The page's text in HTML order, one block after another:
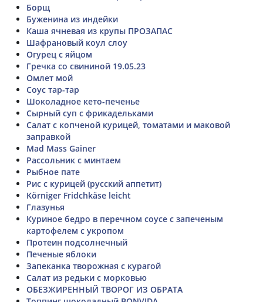
Борщ
Буженина из индейки
Каша ячневая из крупы ПРОЗАПАС
Шафрановый коул слоу
Огурец с яйцом
Гречка со свининой 19.05.23
Омлет мой
Соус тар-тар
Шоколадное кето-печенье
Сырный суп с фрикадельками
Салат с копченой курицей, томатами и маковой
заправкой
Mad Mass Gainer
Рассольник с минтаем
Рыбное пате
Рис с курицей (русский аппетит)
Körniger Fridchkäse leicht
Глазунья
Куриное бедро в перечном соусе с запеченым
картофелем с укропом
Протеин подсолнечный
Печеные яблоки
Запеканка творожная с курагой
Салат из редьки с морковью
ОБЕЗЖИРЕННЫЙ ТВОРОГ ИЗ ОБРАТА